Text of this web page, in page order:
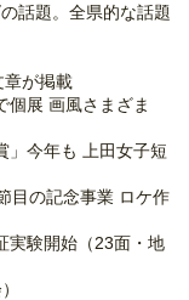
話題。全県的な話題
が掲載
個展 画風さまざま
」今年も 上田女子短
目の記念事業 ロケ作
実験開始（23面・地